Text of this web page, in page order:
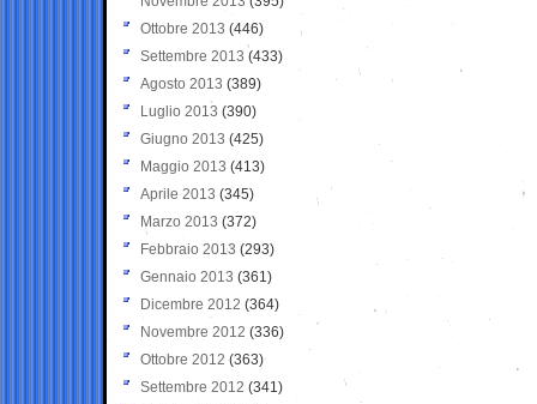
Ottobre 2013 (446)
Settembre 2013 (433)
Agosto 2013 (389)
Luglio 2013 (390)
Giugno 2013 (425)
Maggio 2013 (413)
Aprile 2013 (345)
Marzo 2013 (372)
Febbraio 2013 (293)
Gennaio 2013 (361)
Dicembre 2012 (364)
Novembre 2012 (336)
Ottobre 2012 (363)
Settembre 2012 (341)